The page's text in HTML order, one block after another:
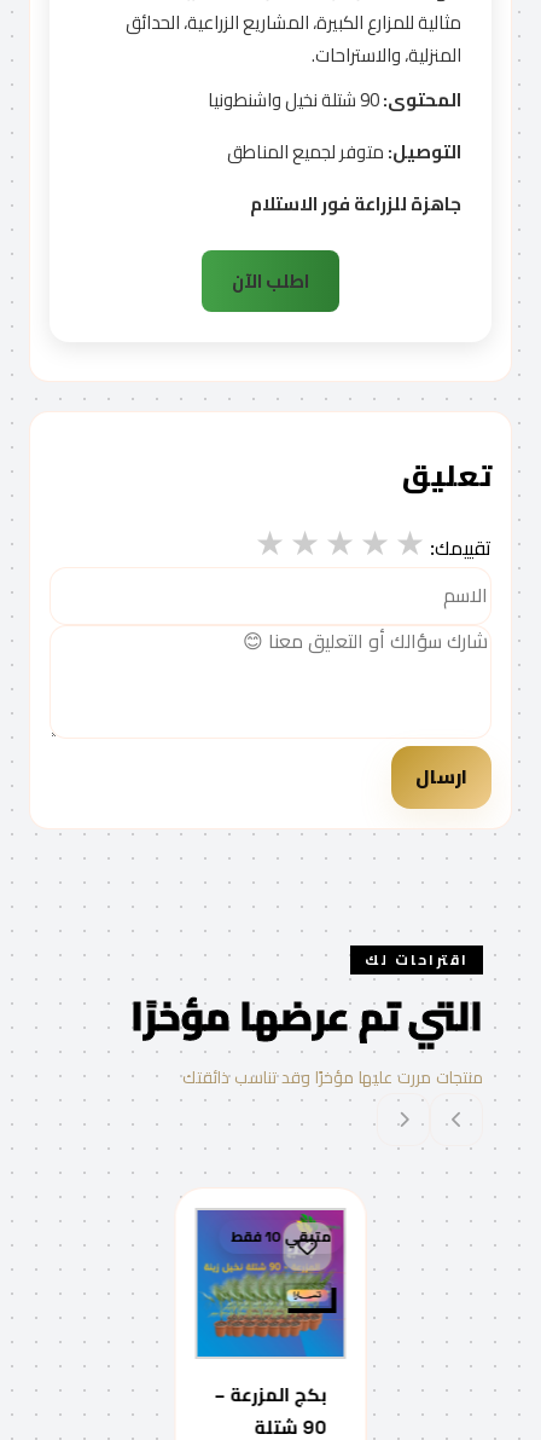
مثالية للمزارع الكبيرة، المشاريع الزراعية، الحدائق
المنزلية، والاستراحات.
المحتوى:
التوصيل:متوفر لجميع المناطق
جاهزة للزراعة فور الاستلام
اطلب الآن
تعليق
تقييمك: ★
★
★
★
★
ارسال
اقتراحات لك
التي تم عرضها مؤخرًا
منتجات مررت عليها مؤخرًا وقد تناسب ذائقتك
متبقي 10 فقط
بكج المزرعة –
90 شتلة